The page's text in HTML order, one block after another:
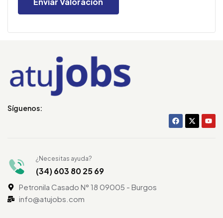
Síguenos:
¿Necesitas ayuda?
(34) 603 80 25 69
Petronila Casado N° 18 09005 - Burgos
info@atujobs.com